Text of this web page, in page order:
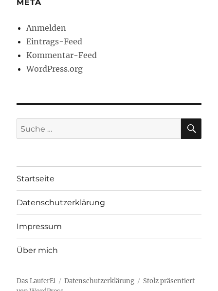
META
Anmelden
Eintrags-Feed
Kommentar-Feed
WordPress.org
Suche
nach:
Startseite
Datenschutzerklärung
Impressum
Über mich
Das LauferEi Datenschutzerklärung
Stolz präsentiert